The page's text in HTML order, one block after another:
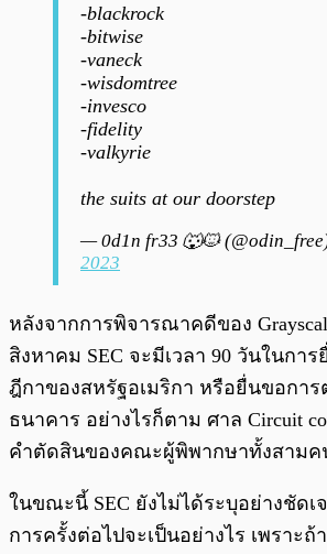
-blackrock
-bitwise
-vaneck
-wisdomtree
-invesco
-fidelity
-valkyrie
the suits at our doorstep
— 0d1n fr33 🐺🐱
2023
หลังจากการพิจารณาคดีของ
สิงหาคม SEC จะมีเวลา 90 วันในกา
ฎีกาของสหรัฐอเมริกา หรือยื่นขอการ
ธนาคาร อย่างไรก็ตาม ศาล Circuit
คำตัดสินของคณะผู้พิพากษาทั้งสามค
ในขณะนี้ SEC ยังไม่ได้ระบุอย่างชัดเ
การครั้งต่อไปจะเป็นอย่างไร เพราะถ้